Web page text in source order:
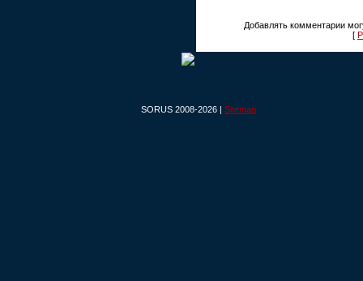
Добавлять комментарии
[
SORUS 2008-2026 | Sitemap